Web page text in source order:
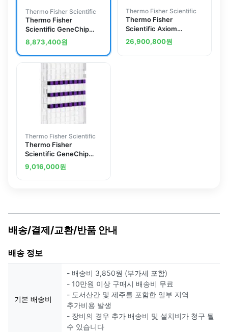
Thermo Fisher Scientific
Thermo Fisher
Scientific GeneChip
Mouse Gene 2.1 ST
Array Plate, 1 x 24 array
plate
8,873,400원
Thermo Fisher Scientific
Thermo Fisher
Scientific Axiom
Genome-Wide Chicken
Array Kit
26,900,800원
Thermo Fisher Scientific
Thermo Fisher
Scientific GeneChip
CHO Gene 2.1 ST Array
Plate
9,016,000원
배송/결제/교환/반품 안내
배송 정보
기본 배송비
- 배송비 3,850원 (부가세 포함)
- 10만원 이상 구매시 배송비 무료
- 도서산간 및 제주를 포함한 일부 지역
추가비용 발생
- 장비의 경우 추가 배송비 및 설치비가 청구 될
수 있습니다